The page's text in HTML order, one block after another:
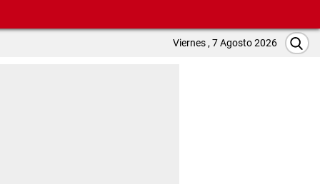
Viernes , 7 Agosto 2026